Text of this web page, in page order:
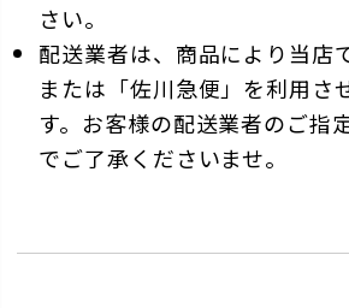
さい。
配送業者は、商品により当店
または「佐川急便」を利用さ
す。お客様の配送業者のご指
でご了承くださいませ。